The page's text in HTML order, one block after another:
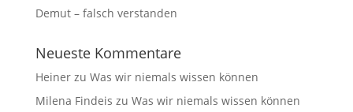
Demut – falsch verstanden
Neueste Kommentare
Heinerzu Was wir niemals wissen können
Milena Findeis zu Was wir niemals wissen können